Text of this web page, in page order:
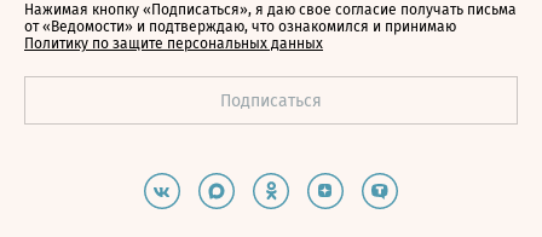
Нажимая кнопку «Подписаться», я даю свое согласие получать письма
от «Ведомости» и подтверждаю, что ознакомился и принимаю
Политику по защите персональных данных